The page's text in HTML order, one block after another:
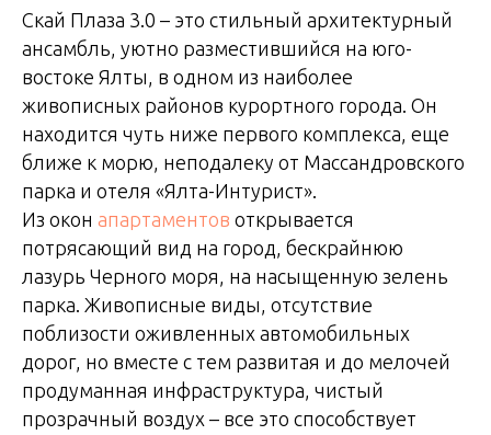
Скай Плаза 3.0 – это стильный архитектурный
ансамбль, уютно разместившийся на юго-
востоке Ялты, в одном из наиболее
живописных районов курортного города. Он
находится чуть ниже первого комплекса, еще
ближе к морю, неподалеку от Массандровского
парка и отеля «Ялта-Интурист».
Из окон апартаментов открывается
потрясающий вид на город, бескрайнюю
лазурь Черного моря, на насыщенную зелень
парка. Живописные виды, отсутствие
поблизости оживленных автомобильных
дорог, но вместе с тем развитая и до мелочей
продуманная инфраструктура, чистый
прозрачный воздух – все это способствует